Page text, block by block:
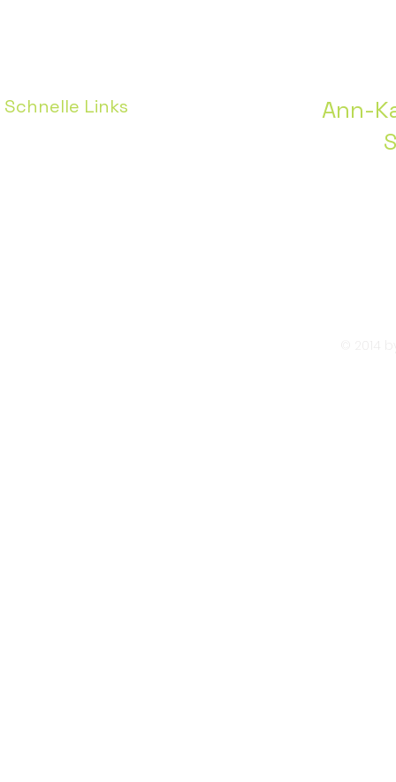
Schnelle Links
Ann-